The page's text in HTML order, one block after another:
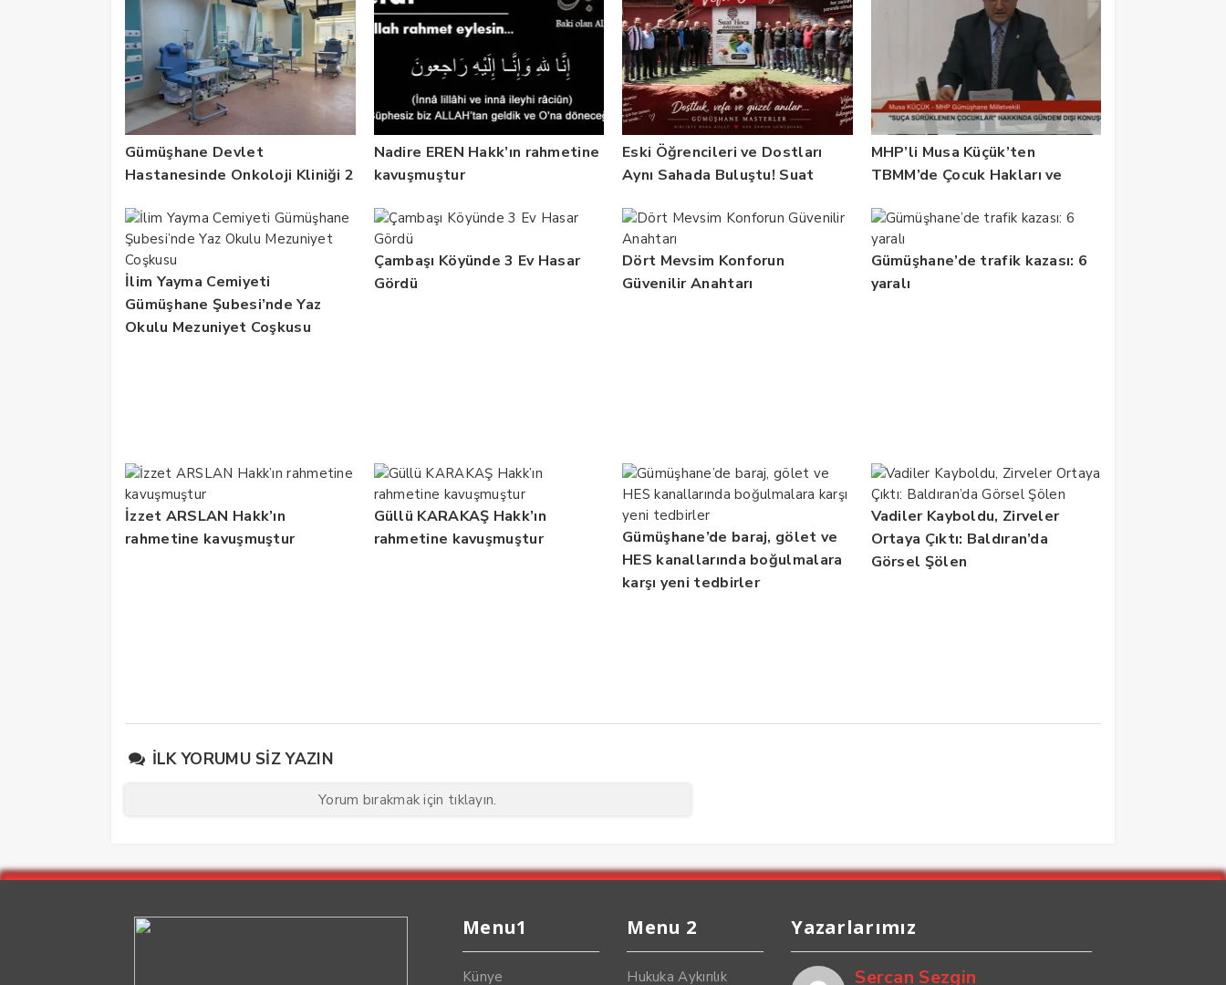
Gümüşhane Devlet
Hastanesinde Onkoloji Kliniği 2
Verdi
Nadire EREN Hakk’ın rahmetine
kavuşmuştur
Eski Öğrencileri ve Dostları
Aynı Sahada Buluştu! Suat
MHP’li Musa Küçük’ten
TBMM’de Çocuk Hakları ve
İlim Yayma Cemiyeti
Gümüşhane Şubesi’nde Yaz
Okulu Mezuniyet Coşkusu
Çambaşı Köyünde 3 Ev Hasar
Gördü
Dört Mevsim Konforun
Güvenilir Anahtarı
Gümüşhane’de trafik kazası: 6
yaralı
İzzet ARSLAN Hakk’ın
rahmetine kavuşmuştur
Güllü KARAKAŞ Hakk’ın
rahmetine kavuşmuştur
Gümüşhane’de baraj, gölet ve
HES kanallarında boğulmalara
karşı yeni tedbirler
Vadiler Kayboldu, Zirveler
Ortaya Çıktı: Baldıran’da
Görsel Şölen
İLK YORUMU SIZ YAZIN
Yorum bırakmak için tıklayın.
Menu1
Künye
Menu 2
Hukuka Aykırılık
Yazarlarımız
Sercan Sezgin